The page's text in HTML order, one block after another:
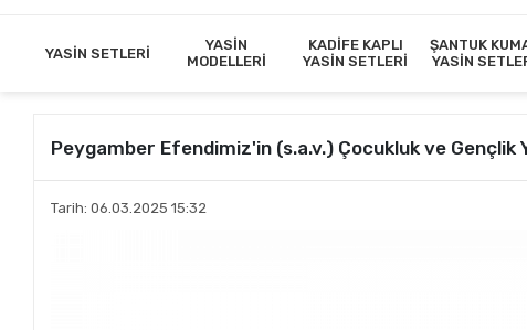
YASİN SETLERİ
YASİN
MODELLERİ
KADİFE KAPLI
YASİN SETLERİ
ŞANTUK
YASİN
Peygamber Efendimiz'in (s.a.v.) Çocukluk ve Gençlik
Tarih: 06.03.2025 15:32